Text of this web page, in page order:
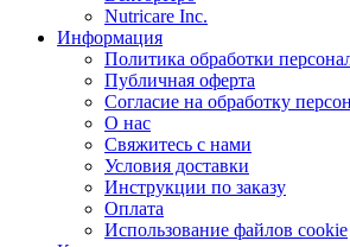
Nutricare Inc.
Информация
Политика обработки
Публичная оферта
Согласие на обработку
О нас
Свяжитесь с нами
Условия доставки
Инструкции по заказу
Оплата
Использование файлов cookie